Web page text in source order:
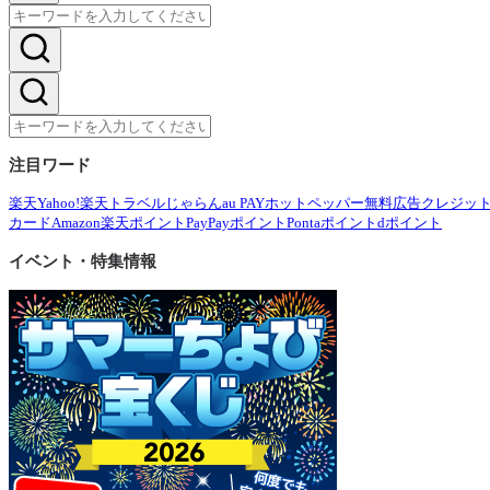
注目ワード
楽天Yahoo!楽天トラベル じゃらんau PAYホットペッパー無料広告クレジッ
カードAmazon楽天ポイント PayPayポイント Pontaポイント dポイント
イベント・特集情報